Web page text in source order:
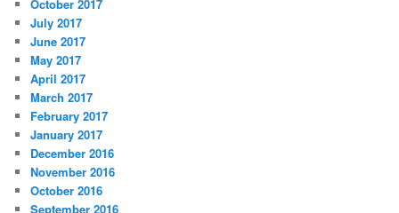
October 2017
July 2017
June 2017
May 2017
April 2017
March 2017
February 2017
January 2017
December 2016
November 2016
October 2016
September 2016